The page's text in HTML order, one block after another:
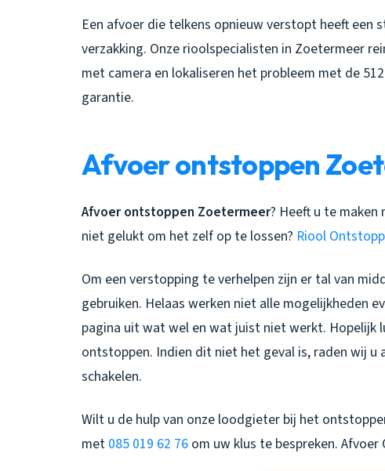
Een afvoer die telkens opnieuw verstopt heeft
verzakking. Onze rioolspecialisten in Zoetermeer
met camera en lokaliseren het probleem met de
garantie.
Afvoer ontstoppen
Afvoer ontstoppen Zoetermeer? Heeft u te
niet gelukt om het zelf op te lossen? Riool
Om een verstopping te verhelpen zijn er tal van
gebruiken. Helaas werken niet alle mogelijkheden
pagina uit wat wel en wat juist niet werkt. Hopelijk
ontstoppen. Indien dit niet het geval is, raden wij u
schakelen.
Wilt u de hulp van onze loodgieter bij het
met 085 019 62 76 om uw klus te bespreken. Afvoer